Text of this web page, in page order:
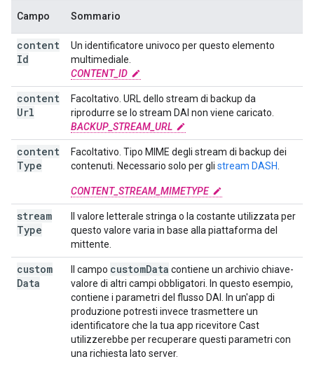
Campo Sommario
content
Id
Un identificatore univoco per questo elemento
multimediale.
CONTENT_ID
content
Url
Facoltativo. URL dello stream di backup da
riprodurre se lo stream DAI non viene caricato.
BACKUP_STREAM_URL
content
Type
Facoltativo. Tipo MIME degli stream di backup dei
contenuti. Necessario solo per gli stream DASH
CONTENT_STREAM_MIMETYPE
stream
Type
Il valore letterale stringa o la costante utilizzata per
questo valore varia in base alla piattaforma del
mittente.
custom
Data
Il campo customData contiene un archivio chiave-
valore di altri campi obbligatori. In questo esempio,
contiene i parametri del flusso DAI. In un'app di
produzione potresti invece trasmettere un
identificatore che la tua app ricevitore Cast
utilizzerebbe per recuperare questi parametri con
una richiesta lato server.